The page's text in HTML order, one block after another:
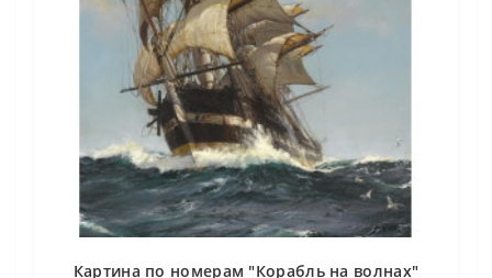
Картина по номерам "Корабль на волнах"